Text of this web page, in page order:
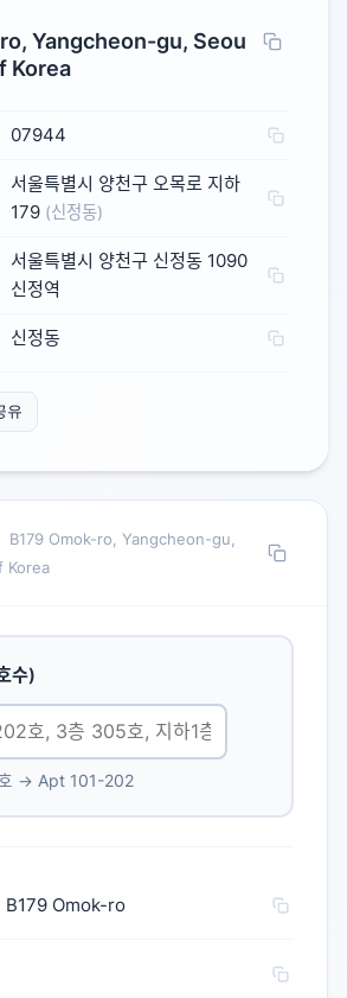
Yangcheon-gu, Seou
Korea
07944
서울특별시 양천구 오목로 지하
179 (신정동)
서울특별시 양천구 신정동 1090
신정역
신정동
유
B179 Omok-ro, Yangcheon-gu,
Korea
수)
→ Apt 101-202
B179 Omok-ro